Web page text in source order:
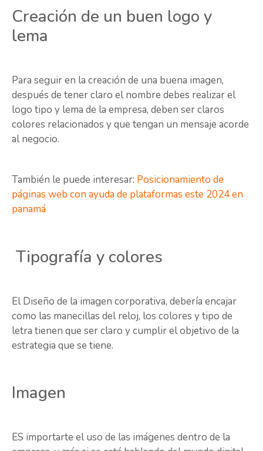
Creación de un buen logo y
lema
Para seguir en la creación de una buena imagen,
después de tener claro el nombre debes realizar el
logo tipo y lema de la empresa, deben ser claros
colores relacionados y que tengan un mensaje acorde
al negocio.
También le puede interesar: Posicionamiento de
páginas web con ayuda de plataformas este 2024 en
panamá
Tipografía y colores
El Diseño de la imagen corporativa, debería encajar
como las manecillas del reloj, los colores y tipo de
letra tienen que ser claro y cumplir el objetivo de la
estrategia que se tiene.
Imagen
ES importarte el uso de las imágenes dentro de la